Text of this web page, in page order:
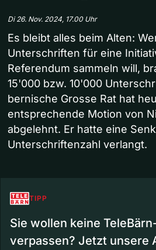
Di 26. Nov. 2024, 17.00 Uhr
Es bleibt alles beim Alten:
Unterschriften für eine
Referendum sammeln will,
15'000 bzw. 10'000
bernische Grosse Rat hat
entsprechende Motion von
abgelehnt. Er hatte eine
Unterschriftenzahl verlangt.
TIPP
Sie wollen keine
verpassen? Jetzt unsere